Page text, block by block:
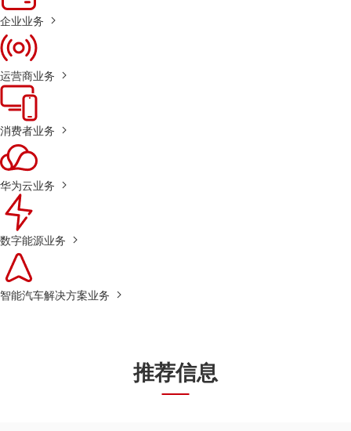
企业业务
运营商业务
消费者业务
华为云业务
数字能源业务
智能汽车解决方案业务
推荐信息